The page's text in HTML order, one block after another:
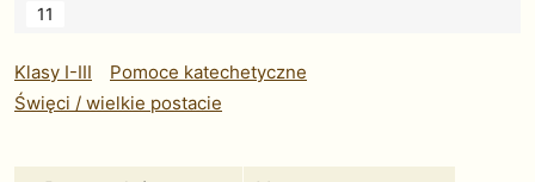
11
Klasy I-III
Pomoce katechetyczne
Święci / wielkie postacie